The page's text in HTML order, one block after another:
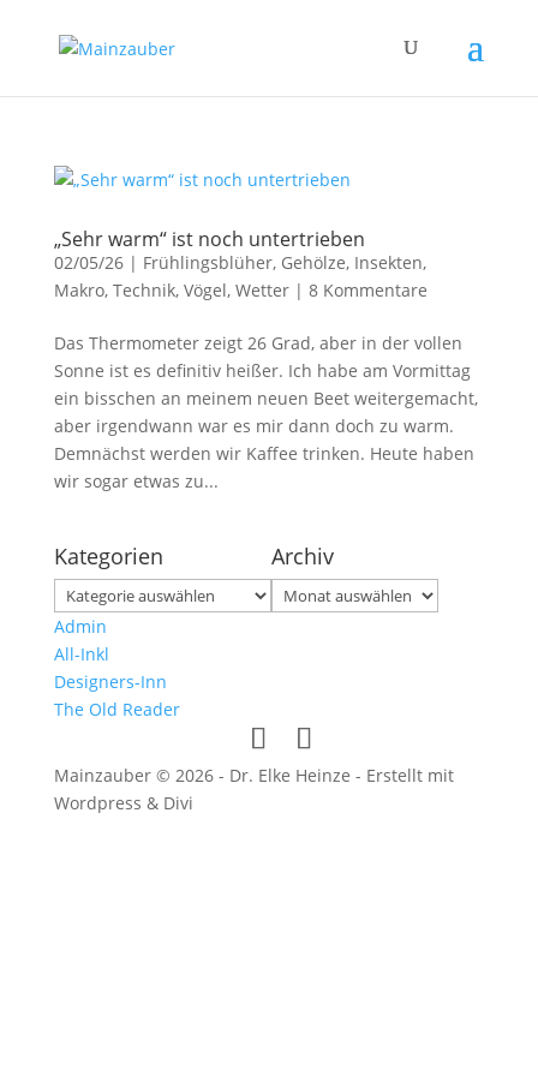
„Sehr warm“ ist noch untertrieben
02/05/26| Frühlingsblüher, Gehölze, Insekten,
Makro, Technik, Vögel, Wetter| 8 Kommentare
Das Thermometer zeigt 26 Grad, aber in der vollen
Sonne ist es definitiv heißer. Ich habe am Vormittag
ein bisschen an meinem neuen Beet weitergemacht,
aber irgendwann war es mir dann doch zu warm.
Demnächst werden wir Kaffee trinken. Heute haben
wir sogar etwas zu...
Kategorien
Kategorien
Archiv
Archiv
Admin
All-Inkl
Designers-Inn
The Old Reader
Mainzauber © 2026 - Dr. Elke Heinze - Erstellt mit
Wordpress & Divi